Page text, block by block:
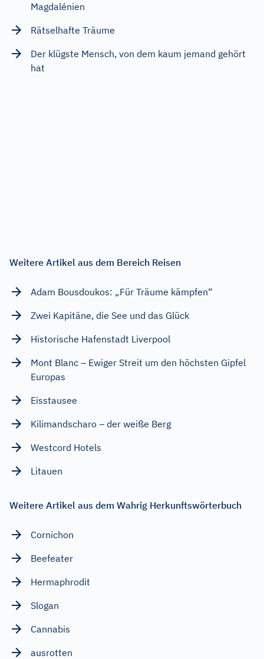
Magdalénien
Rätselhafte Träume
Der klügste Mensch, von dem kaum jemand gehört
hat
Weitere Artikel aus dem Bereich Reisen
Adam Bousdoukos: „Für Träume kämpfen“
Zwei Kapitäne, die See und das Glück
Historische Hafenstadt Liverpool
Mont Blanc – Ewiger Streit um den höchsten Gipfel
Europas
Eisstausee
Kilimandscharo – der weiße Berg
Westcord Hotels
Litauen
Weitere Artikel aus dem Wahrig Herkunftswörterbuch
Cornichon
Beefeater
Hermaphrodit
Slogan
Cannabis
ausrotten